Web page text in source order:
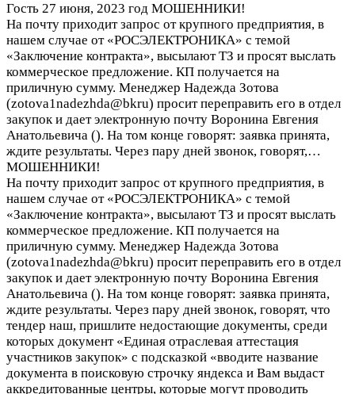
Гость 27 июня, 2023 год МОШЕННИКИ!
На почту приходит запрос от крупного предприятия, в
нашем случае от «РОСЭЛЕКТРОНИКА» с темой
«Заключение контракта», высылают ТЗ и просят выслать
коммерческое предложение. КП получается на
приличную сумму. Менеджер Надежда Зотова
(zotova1nadezhda@bkru) просит переправить его в отдел
закупок и дает электронную почту Воронина Евгения
Анатольевича (). На том конце говорят: заявка принята,
ждите результаты. Через пару дней звонок, говорят,…
МОШЕННИКИ!
На почту приходит запрос от крупного предприятия, в
нашем случае от «РОСЭЛЕКТРОНИКА» с темой
«Заключение контракта», высылают ТЗ и просят выслать
коммерческое предложение. КП получается на
приличную сумму. Менеджер Надежда Зотова
(zotova1nadezhda@bkru) просит переправить его в отдел
закупок и дает электронную почту Воронина Евгения
Анатольевича (). На том конце говорят: заявка принята,
ждите результаты. Через пару дней звонок, говорят, что
тендер наш, пришлите недостающие документы, среди
которых документ «Единая отраслевая аттестация
участников закупок» с подсказкой «вводите название
документа в поисковую строчку яндекса и Вам выдаст
аккредитованные центры, которые могут проводить